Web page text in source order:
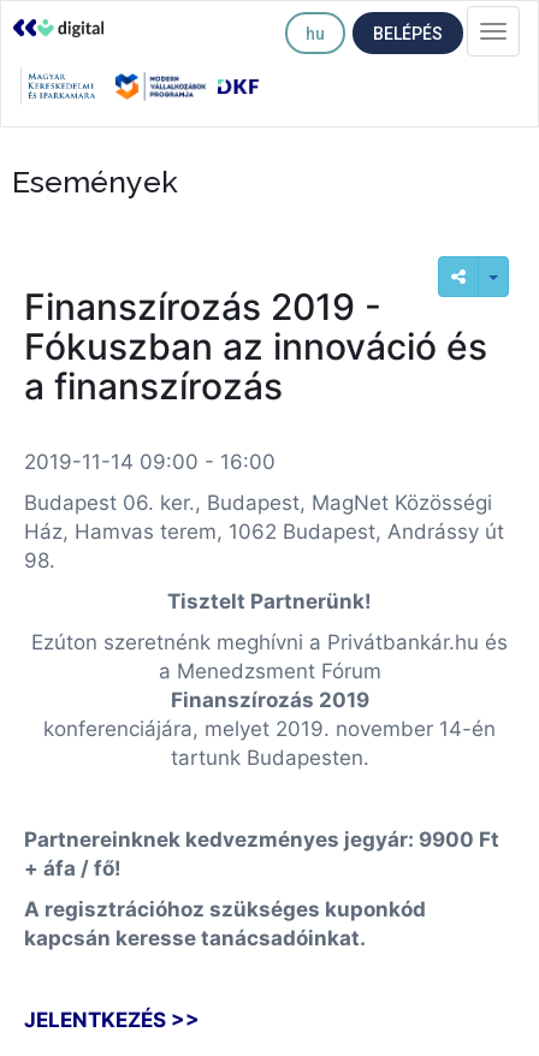
hu BELÉPÉS
Események
Finanszírozás 2019 -
Fókuszban az innováció és
a finanszírozás
2019-11-14 09:00 - 16:00
Budapest 06. ker., Budapest, MagNet Közösségi
Ház, Hamvas terem, 1062 Budapest, Andrássy út
98.
Tisztelt Partnerünk!
Ezúton szeretnénk meghívni a Privátbankár.hu és
a Menedzsment Fórum
Finanszírozás 2019
konferenciájára, melyet 2019. november 14-én
tartunk Budapesten.
Partnereinknek kedvezményes jegyár: 9900 Ft
+ áfa / fő!
A regisztrációhoz szükséges kuponkód
kapcsán keresse tanácsadóinkat.
JELENTKEZÉS >>